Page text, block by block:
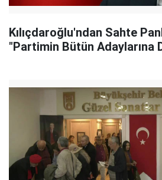
Kılıçdaroğlu'ndan Sahte
"Partimin Bütün Adaylarına